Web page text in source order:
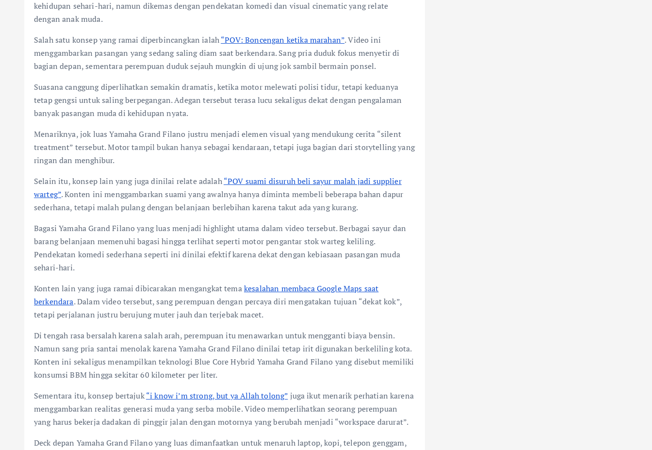
kehidupan sehari-hari, namun dikemas dengan pendekatan komedi dan visual cinematic yang relate
dengan anak muda.
Salah satu konsep yang ramai diperbincangkan ialah“POV: Boncengan ketika marahan”. Video ini
menggambarkan pasangan yang sedang saling diam saat berkendara. Sang pria duduk fokus menyetir di
bagian depan, sementara perempuan duduk sejauh mungkin di ujung jok sambil bermain ponsel.
Suasana canggung diperlihatkan semakin dramatis, ketika motor melewati polisi tidur, tetapi keduanya
tetap gengsi untuk saling berpegangan. Adegan tersebut terasa lucu sekaligus dekat dengan pengalaman
banyak pasangan muda di kehidupan nyata.
Menariknya, jok luas Yamaha Grand Filano justru menjadi elemen visual yang mendukung cerita “silent
treatment” tersebut. Motor tampil bukan hanya sebagai kendaraan, tetapi juga bagian dari storytelling yang
ringan dan menghibur.
Selain itu, konsep lain yang juga dinilai relate adalah“POV suami disuruh beli sayur malah jadi supplier
warteg”. Konten ini menggambarkan suami yang awalnya hanya diminta membeli beberapa bahan dapur
sederhana, tetapi malah pulang dengan belanjaan berlebihan karena takut ada yang kurang.
Bagasi Yamaha Grand Filano yang luas menjadi highlight utama dalam video tersebut. Berbagai sayur dan
barang belanjaan memenuhi bagasi hingga terlihat seperti motor pengantar stok warteg keliling.
Pendekatan komedi sederhana seperti ini dinilai efektif karena dekat dengan kebiasaan pasangan muda
sehari-hari.
Konten lain yang juga ramai dibicarakan mengangkat temakesalahan membaca Google Maps saat
berkendara. Dalam video tersebut, sang perempuan dengan percaya diri mengatakan tujuan “dekat kok”,
tetapi perjalanan justru berujung muter jauh dan terjebak macet.
Di tengah rasa bersalah karena salah arah, perempuan itu menawarkan untuk mengganti biaya bensin.
Namun sang pria santai menolak karena Yamaha Grand Filano dinilai tetap irit digunakan berkeliling kota.
Konten ini sekaligus menampilkan teknologi Blue Core Hybrid Yamaha Grand Filano yang disebut memiliki
konsumsi BBM hingga sekitar 60 kilometer per liter.
Sementara itu, konsep bertajuk“i know i’m strong, but ya Allah tolong” juga ikut menarik perhatian karena
menggambarkan realitas generasi muda yang serba mobile. Video memperlihatkan seorang perempuan
yang harus bekerja dadakan di pinggir jalan dengan motornya yang berubah menjadi “workspace darurat”.
Deck depan Yamaha Grand Filano yang luas dimanfaatkan untuk menaruh laptop, kopi, telepon genggam,